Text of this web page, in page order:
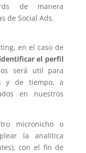
de manera
de Social Ads.
en el caso de
identificar el perfil
será util para
y de tiempo, a
en nuestros
micronicho o
la analítica
con el fin de